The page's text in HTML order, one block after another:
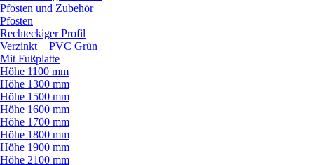
Pfosten und Zubehör
Pfosten
Rechteckiger Profil
Verzinkt + PVC Grün
Mit Fußplatte
Höhe 1100 mm
Höhe 1300 mm
Höhe 1500 mm
Höhe 1600 mm
Höhe 1700 mm
Höhe 1800 mm
Höhe 1900 mm
Höhe 2100 mm